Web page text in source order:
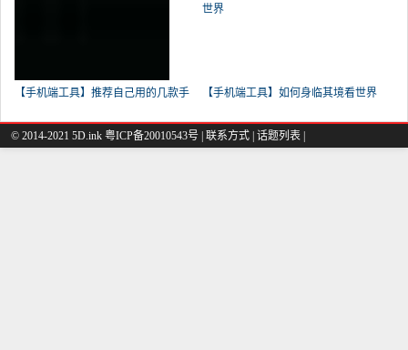
【手机端工具】推荐自己用的几款手 【手机端工具】如何身临其境看世界
© 2014-2021 5D.ink 粤ICP备20010543号 联系方式 话题列表